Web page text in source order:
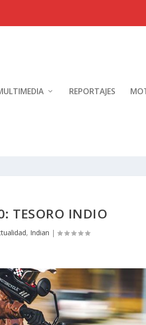
REPORTAJES
TESORO INDIO
, Indian |